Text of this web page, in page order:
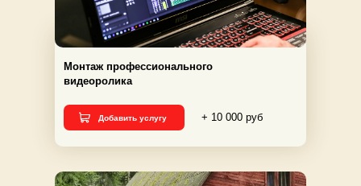
+ 10 000 руб
Монтаж профессионального
видеоролика
Добавить услугу